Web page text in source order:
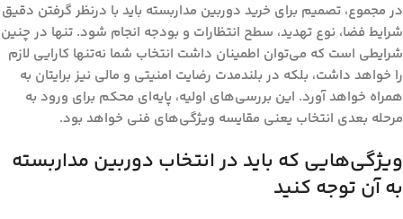
در مجموع، تصمیم برای خرید دوربین مداربسته باید با درنظر گرفتن دقیق
شرایط فضا، نوع تهدید، سطح انتظارات و بودجه انجام شود. تنها در چنین
شرایطی است که می‌توان اطمینان داشت انتخاب شما نه‌تنها کارایی لازم
را خواهد داشت، بلکه در بلندمدت رضایت امنیتی و مالی نیز برایتان به
همراه خواهد آورد. این بررسی‌های اولیه، پایه‌ای محکم برای ورود به
مرحله بعدی انتخاب یعنی مقایسه ویژگی‌های فنی خواهد بود.
ویژگی‌هایی که باید در انتخاب دوربین مداربسته
به آن توجه کنید